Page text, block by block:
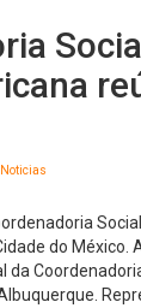
Noticias
do México.
da